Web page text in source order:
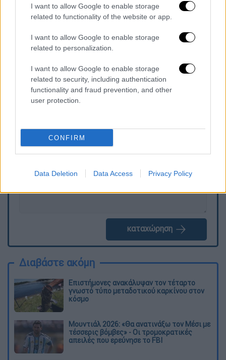
I want to allow Google to enable storage
related to functionality of the website or app.
I want to allow Google to enable storage
related to personalization.
I want to allow Google to enable storage
related to security, including authentication
functionality and fraud prevention, and other
user protection.
CONFIRM
Data Deletion Data Access Privacy Policy
τοποθετηθεί ο Χρήστος Μπουλούμπασης και
Νοτίου Ελλάδας ο Γιώργος Μιχαλόπουλος.
Τη θέση του Αττικάρχη θα αναλάβει ο
Ιωάννης Σκούρας και του αρχηγού
Ασφαλείας ο Φώτης Ντουίτσης.
καταχώρηση
Διαβάστε ακόμη
Επιστήμονες ανακάλυψαν τον τέταρτο
γνωστό τύπο μεταδοτικού καρκίνου στον
κόσμο
Μουντιάλ 2026: «Θα ανατινάξω τον Μέσι με
τέσσερις βόμβες» - Οι τρομοκρατικές
απειλές που ερεύνησε το FBI